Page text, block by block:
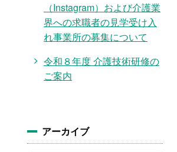
（Instagram）および介護業
界への求職者の見学受け入
れ事業所の募集について
令和８年度 介護技術研修の
ご案内
アーカイブ